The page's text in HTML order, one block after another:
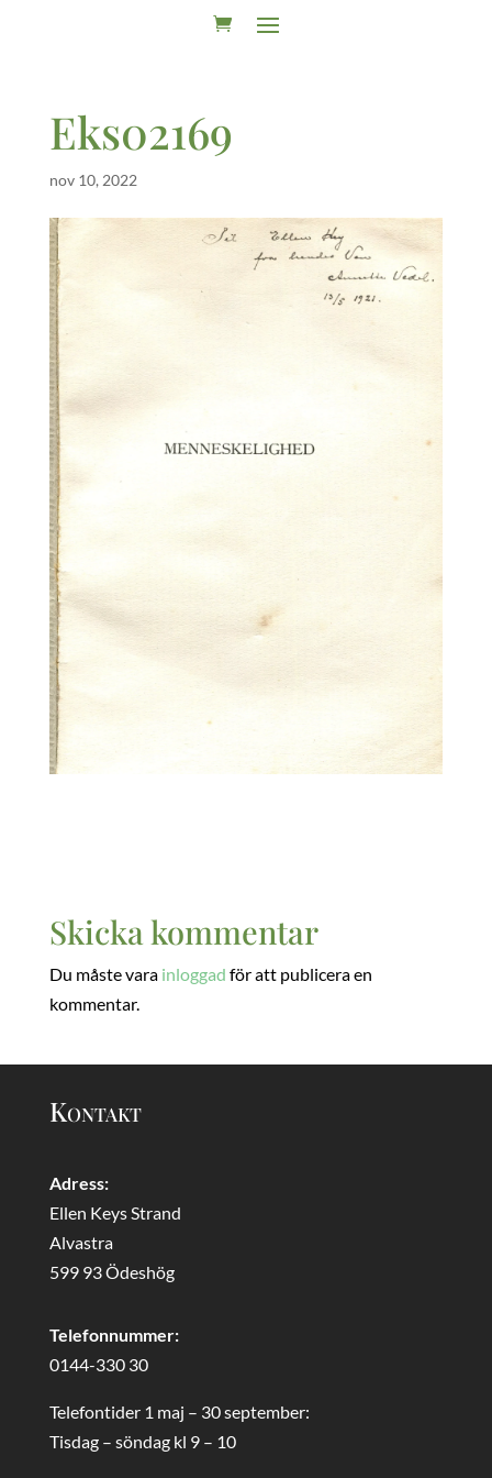
Eks02169
nov 10, 2022
Skicka kommentar
Du måste vara inloggad för att publicera en
kommentar.
Kontakt
Adress:
Ellen Keys Strand
Alvastra
599 93 Ödeshög
Telefonnummer:
0144-330 30
Telefontider 1 maj – 30 september:
Tisdag – söndag kl 9 – 10